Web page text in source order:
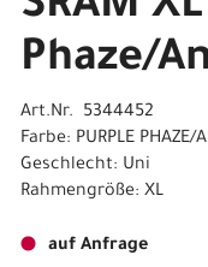
Phaze/
Art.Nr. 5344452
Farbe: PURPLE PHAZE/
Geschlecht: Uni
Rahmengröße: XL
auf Anfrage